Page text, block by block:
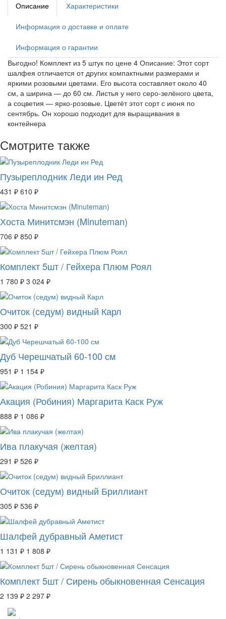
Описание Характеристики
Информация о доставке и оплате
Информация о гарантии
Выгодно! Комплект из 5 штук по цене 4 Описание: Этот сорт
шалфея отличается от других компактными размерами и
яркими розовыми цветами. Его высота составляет около 40
см, а ширина — до 60 см. Листья у него серо-зелёного цвета,
а соцветия — ярко-розовые. Цветёт этот сорт с июня по
сентябрь. Он хорошо подходит для выращивания в
контейнера
Смотрите также
Пузыреплодник Леди ин Ред
431 ₽ 610 ₽
Хоста Минитсмэн (Minuteman)
706 ₽ 850 ₽
Комплект 5шт / Гейхера Плюм Роял
1 780 ₽ 3 024 ₽
Очиток (седум) видный Карл
300 ₽ 521 ₽
Дуб Черешчатый 60-100 см
951 ₽ 1 154 ₽
Акация (Робиния) Маргарита Каск Руж
888 ₽ 1 086 ₽
Ива плакучая (желтая)
291 ₽ 526 ₽
Очиток (седум) видный Бриллиант
305 ₽ 536 ₽
Шалфей дубравный Аметист
1 131 ₽ 1 808 ₽
Комплект 5шт / Сирень обыкновенная Сенсация
2 139 ₽ 2 297 ₽